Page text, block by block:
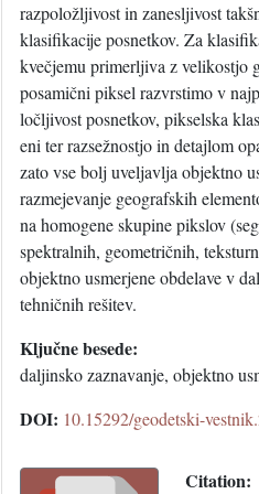
razpoložljivost in zanesljivost
klasifikacije posnetkov. Za
kvečjemu primerljiva z velikostjo
posamični piksel razvrstimo v
ločljivost posnetkov, pikselska
eni ter razsežnostjo in detajlom
zato vse bolj uveljavlja objektno
razmejevanje geografskih
na homogene skupine pikslov
spektralnih, geometričnih,
objektno usmerjene obdelave v
tehničnih rešitev.
Ključne besede:
daljinsko zaznavanje, objektno
DOI: 10.15292/geodetski-
Citation: